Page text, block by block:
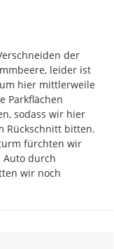
der
leider ist
hier mittlerweile
Parkflächen
sodass wir hier
Rückschnitt bitten.
fürchten wir
Auto durch
wir noch